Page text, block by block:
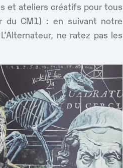
et ateliers créatifs pour tous
du CM1) : en suivant notre
ne ratez pas les